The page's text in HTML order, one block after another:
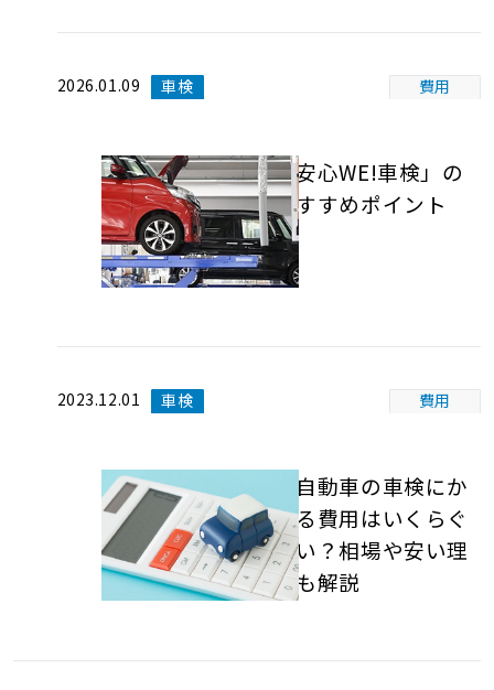
2026.01.09 車検 費用
「安心WE!車検」の
おすすめポイント
2023.12.01 車検 費用
軽自動車の車検にか
かる費用はいくらぐ
らい？相場や安い理
由も解説